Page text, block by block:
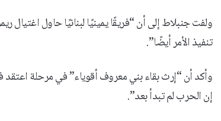
ولفت جنبلاط إلى أن “فريقًا يمينيًا لبنانيًا حاول
تنفيذ الأمر أيضًا”.
وأكد أن “إرث بقاء بني معروف أقوياء” في مرحلة اعتقد
إن الحرب لم تبدأ بعد”.